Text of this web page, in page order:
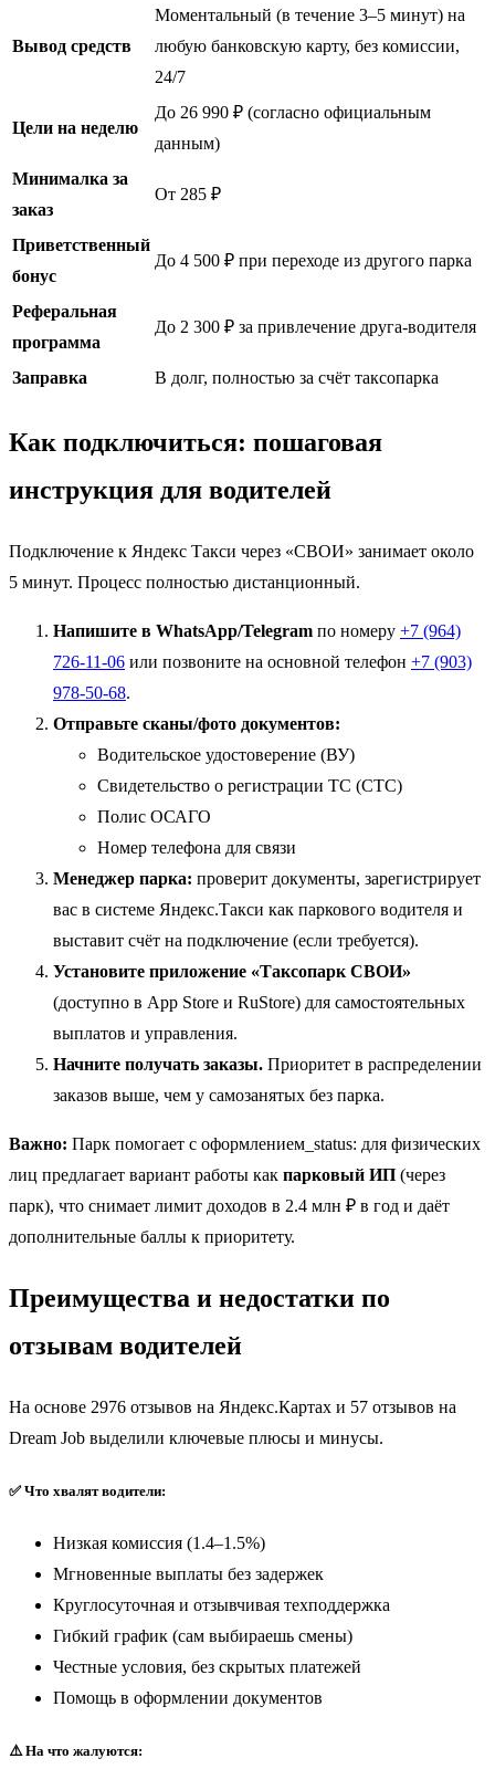
Вывод средств
Моментальный (в течение 3–5 минут) на
любую банковскую карту, без комиссии,
24/7
Цели на неделю
До 26 990 ₽ (согласно официальным
данным)
Минималка за
заказ
От 285 ₽
Приветственный
бонус
До 4 500 ₽ при переходе из другого парка
Реферальная
программа
До 2 300 ₽ за привлечение друга-водителя
Заправка В долг, полностью за счёт таксопарка
Как подключиться: пошаговая
инструкция для водителей
Подключение к Яндекс Такси через «СВОИ» занимает около
5 минут. Процесс полностью дистанционный.
Напишите в WhatsApp/Telegram по номеру +7 (964)
726-11-06 или позвоните на основной телефон +7 (903)
978-50-68.
Отправьте сканы/фото документов:
Водительское удостоверение (ВУ)
Свидетельство о регистрации ТС (СТС)
Полис ОСАГО
Номер телефона для связи
Менеджер парка: проверит документы, зарегистрирует
вас в системе Яндекс.Такси как паркового водителя и
выставит счёт на подключение (если требуется).
Установите приложение «Таксопарк СВОИ»
(доступно в App Store и RuStore) для самостоятельных
выплатов и управления.
Начните получать заказы. Приоритет в распределении
заказов выше, чем у самозанятых без парка.
Важно: Парк помогает с оформлением_status: для физических
лиц предлагает вариант работы как парковый ИП (через
парк), что снимает лимит доходов в 2.4 млн ₽ в год и даёт
дополнительные баллы к приоритету.
Преимущества и недостатки по
отзывам водителей
На основе 2976 отзывов на Яндекс.Картах и 57 отзывов на
Dream Job выделили ключевые плюсы и минусы.
✅ Что хвалят водители:
Низкая комиссия (1.4–1.5%)
Мгновенные выплаты без задержек
Круглосуточная и отзывчивая техподдержка
Гибкий график (сам выбираешь смены)
Честные условия, без скрытых платежей
Помощь в оформлении документов
⚠️ На что жалуются: